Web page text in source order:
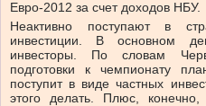
Евро-2012 за счет доходов НБУ.
Неактивно поступают в
инвестиции. В основном
инвесторы. По словам
подготовки к чемпионату
поступит в виде частных
этого делать. Плюс,